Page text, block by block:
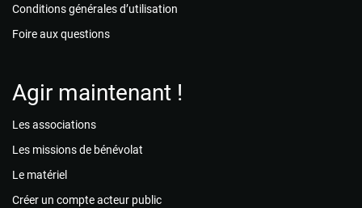
Conditions générales d’utilisation
Foire aux questions
Agir maintenant !
Les associations
Les missions de bénévolat
Le matériel
Créer un compte acteur public